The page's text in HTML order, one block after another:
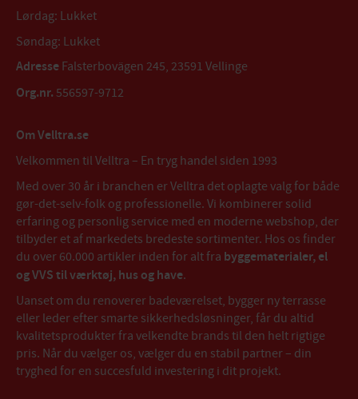
Lørdag: Lukket
Søndag: Lukket
Adresse Falsterbovägen 245, 23591 Vellinge
Org.nr. 556597-9712
Om Velltra.se
Velkommen til Velltra – En tryg handel siden 1993
Med over 30 år i branchen er Velltra det oplagte valg for både
gør-det-selv-folk og professionelle. Vi kombinerer solid
erfaring og personlig service med en moderne webshop, der
tilbyder et af markedets bredeste sortimenter. Hos os finder
du over 60.000 artikler inden for alt fra byggematerialer, el
og VVS til værktøj, hus og have.
Uanset om du renoverer badeværelset, bygger ny terrasse
eller leder efter smarte sikkerhedsløsninger, får du altid
kvalitetsprodukter fra velkendte brands til den helt rigtige
pris. Når du vælger os, vælger du en stabil partner – din
tryghed for en succesfuld investering i dit projekt.